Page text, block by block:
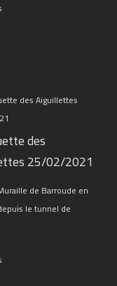
des
25/02/2021
de Barroude en
le tunnel de